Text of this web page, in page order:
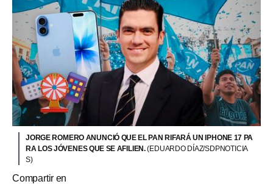
JORGE ROMERO ANUNCIÓ QUE EL PAN RIFARÁ UN IPHONE 17 PA
RA LOS JÓVENES QUE SE AFILIEN.(EDUARDO DÍAZ/SDPNOTICIA
S)
Compartir en